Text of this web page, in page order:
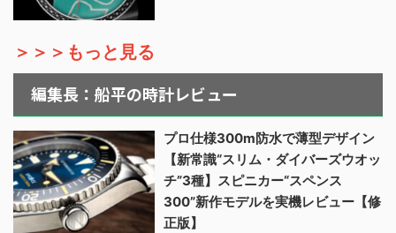
＞＞＞もっと見る
編集長：船平の時計レビュー
プロ仕様300m防水で薄型デザイン
【新常識“スリム・ダイバーズウオッ
チ”3種】スピニカー“スペンス
300”新作モデルを実機レビュー【修
正版】